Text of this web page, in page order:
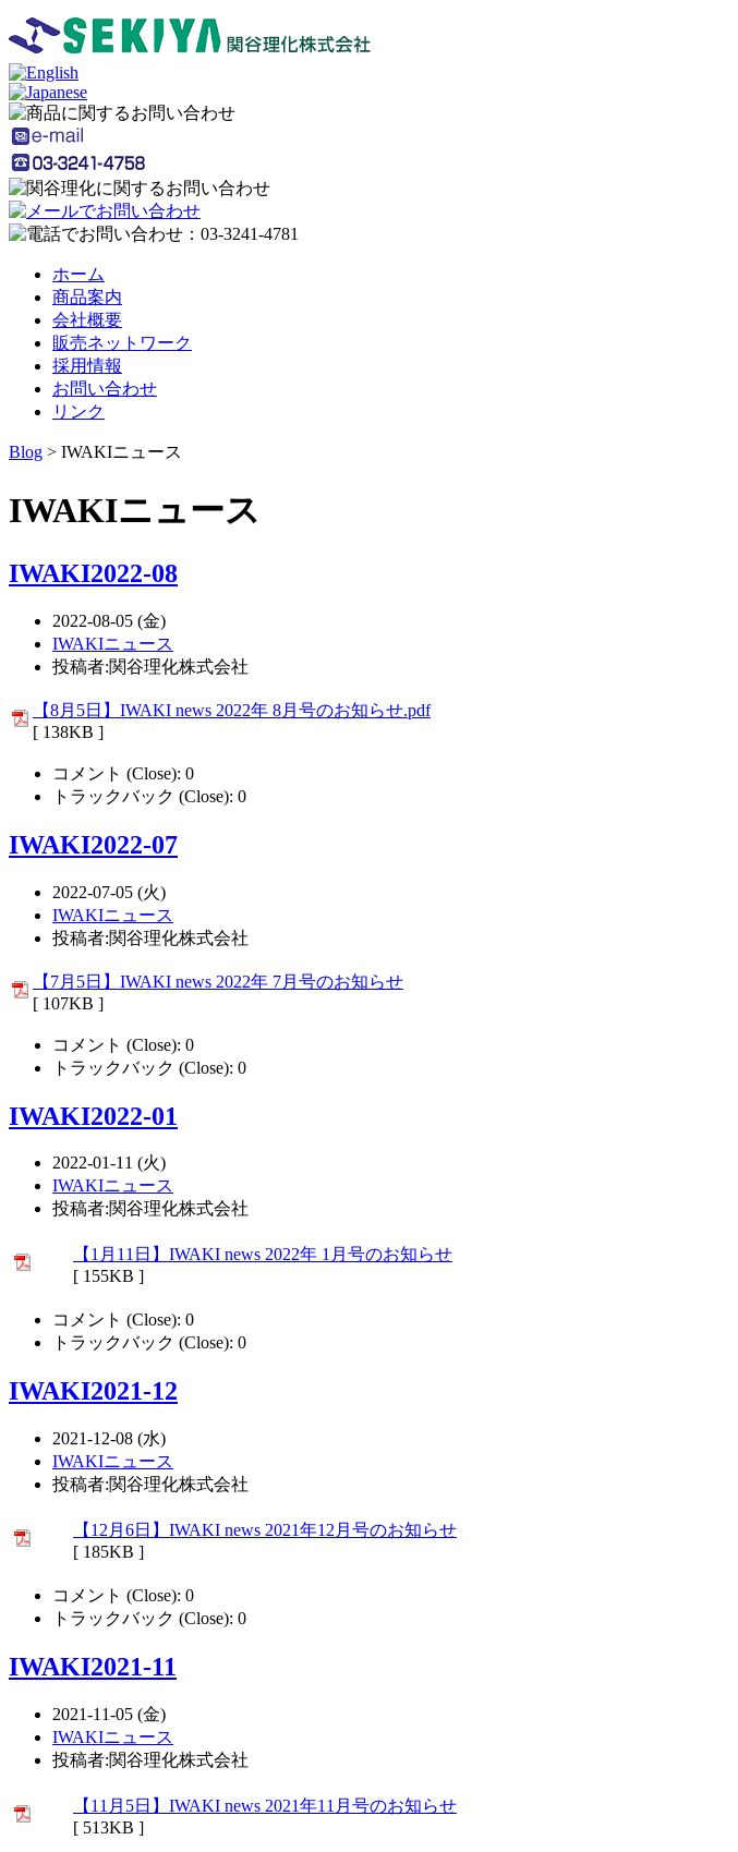
ホーム
商品案内
会社概要
販売ネットワーク
採用情報
お問い合わせ
リンク
Blog > IWAKIニュース
IWAKIニュース
IWAKI2022-08
2022-08-05 (金)
IWAKIニュース
投稿者:関谷理化株式会社
【8月5日】IWAKI news 2022年 8月号のお知らせ.pdf
[ 138KB ]
コメント (Close): 0
トラックバック (Close): 0
IWAKI2022-07
2022-07-05 (火)
IWAKIニュース
投稿者:関谷理化株式会社
【7月5日】IWAKI news 2022年 7月号のお知らせ
[ 107KB ]
コメント (Close): 0
トラックバック (Close): 0
IWAKI2022-01
2022-01-11 (火)
IWAKIニュース
投稿者:関谷理化株式会社
【1月11日】IWAKI news 2022年 1月号のお知らせ
[ 155KB ]
コメント (Close): 0
トラックバック (Close): 0
IWAKI2021-12
2021-12-08 (水)
IWAKIニュース
投稿者:関谷理化株式会社
【12月6日】IWAKI news 2021年12月号のお知らせ
[ 185KB ]
コメント (Close): 0
トラックバック (Close): 0
IWAKI2021-11
2021-11-05 (金)
IWAKIニュース
投稿者:関谷理化株式会社
【11月5日】IWAKI news 2021年11月号のお知らせ
[ 513KB ]